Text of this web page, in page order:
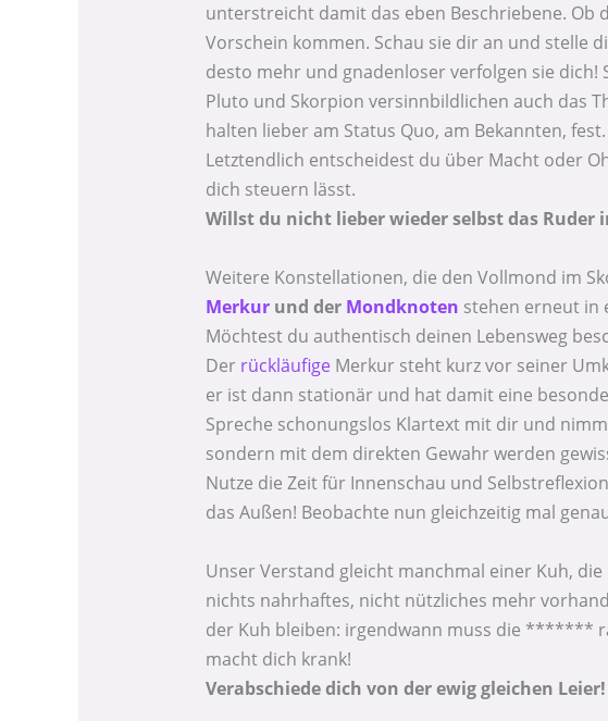
unterstreicht damit das eben Beschriebene.
Vorschein kommen. Schau sie dir an und stelle
desto mehr und gnadenloser verfolgen sie dich!
Pluto und Skorpion versinnbildlichen auch das
halten lieber am Status Quo, am Bekannten,
Letztendlich entscheidest du über Macht oder
dich steuern lässt.
Willst du nicht lieber wieder selbst das Ruder
Weitere Konstellationen, die den Vollmond im
Merkurund der Mondknoten stehen erneut in
Möchtest du authentisch deinen Lebensweg
Der rückläufigeMerkur steht kurz vor seiner
er ist dann stationär und hat damit eine
Spreche schonungslos Klartext mit dir und
sondern mit dem direkten Gewahr werden
Nutze die Zeit für Innenschau und
das Außen! Beobachte nun gleichzeitig mal
Unser Verstand gleicht manchmal einer Kuh,
nichts nahrhaftes, nicht nützliches mehr
der Kuh bleiben: irgendwann muss die *******
macht dich krank!
Verabschiede dich von der ewig gleichen Leier!